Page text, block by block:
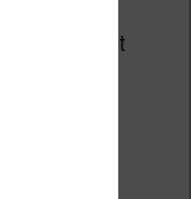
cela permet
audio
les
de